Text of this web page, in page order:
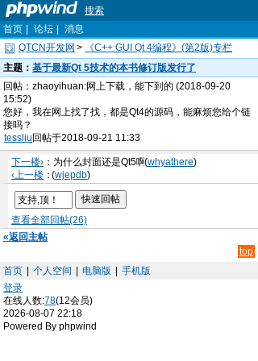
搜索
首页
论坛
消息
QTCN开发网 >
《C++ GUI Qt 4编程》(第2版)专栏
主题： 基于最新Qt 5技术的本书修订版发行了
回帖：zhaoyihuan:网上下载，能下到的 (2018-09-20
15:52)
您好，我在网上找了找，都是Qt4的源码，能麻烦您给个链
接吗？
tessliu 回帖于2018-09-21 11:33
下一楼› ：为什么封面还是Qt5啊(whyathere)
‹上一楼 ：(wjepdb)
查看全部回帖(26)
«返回主帖
top
首页
个人空间 电脑版
手机版
登录
在线人数:78(12会员)
2026-08-07 22:18
Powered By phpwind